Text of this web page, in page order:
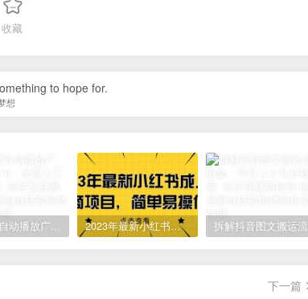
收藏
to hope for.
想
闹钟托管自动播放广告，单机5-10，无需人工操作 2023年最新小红书成人电商项目，简单易操作【详细教程】
下一篇